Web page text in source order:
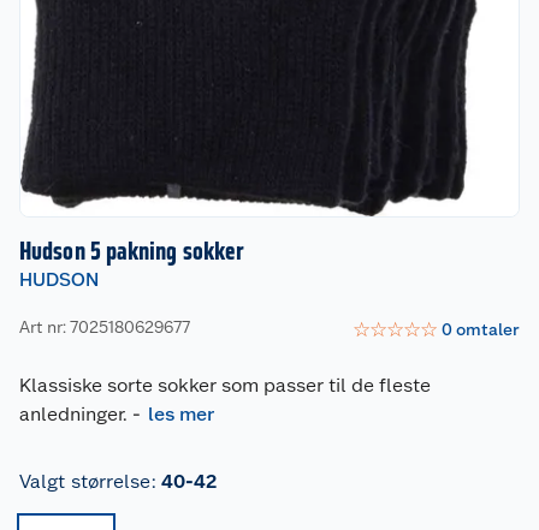
Hudson 5 pakning sokker
HUDSON
Art nr: 7025180629677 ☆☆☆☆☆ 0omtaler
Klassiske sorte sokker som passer til de fleste
anledninger. - les mer
Valgt størrelse: 40-42